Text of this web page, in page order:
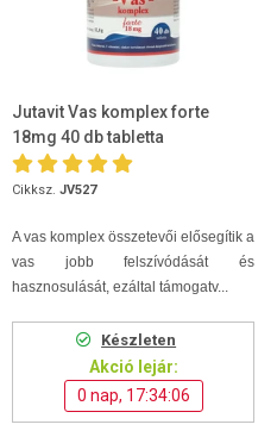
Jutavit Vas komplex forte
18mg 40 db tabletta
Cikksz. JV527
A vas komplex összetevői elősegítik a
vas jobb felszívódását és
hasznosulását, ezáltal támogatv...
Készleten
Akció lejár:
0 nap, 17:34:06